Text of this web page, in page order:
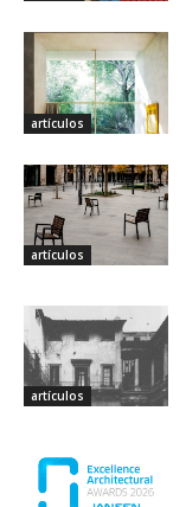
artículos
artículos
artículos